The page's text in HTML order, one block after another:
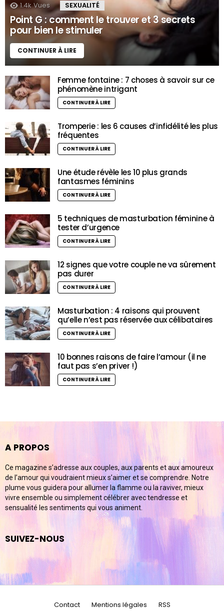
1.4k Vues SEXUALITÉ
Point G : comment le trouver et 3 secrets
pour bien le stimuler
CONTINUER À LIRE
Femme fontaine : 7 choses à savoir sur ce
phénomène intrigant
CONTINUER À LIRE
Tromperie : les 6 causes d’infidélité les plus
fréquentes
CONTINUER À LIRE
Une étude révèle les 10 plus grands
fantasmes féminins
CONTINUER À LIRE
5 techniques de masturbation féminine à
tester d’urgence
CONTINUER À LIRE
12 signes que votre couple ne va sûrement
pas durer
CONTINUER À LIRE
Masturbation : 4 raisons qui prouvent
qu’elle n’est pas réservée aux célibataires
CONTINUER À LIRE
10 bonnes raisons de faire l’amour (il ne
faut pas s’en priver !)
CONTINUER À LIRE
A PROPOS
Ce magazine s’adresse aux couples, aux parents et aux amoureux
de l’amour qui voudraient mieux s’aimer et se comprendre. Notre
plume vous guidera pour allumer la flamme ou la raviver, mieux
vivre ensemble ou simplement célébrer avec tendresse et
sensualité les sentiments qui vous animent.
SUIVEZ-NOUS
Contact Mentions légales RSS